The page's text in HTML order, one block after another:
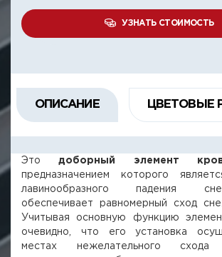
УЗНАТЬ СТОИМОСТЬ
ОПИСАНИЕ ЦВЕТОВЫЕ
Этодоборный элемент
предназначением которого
лавинообразного падения
обеспечивает равномерный сход
Учитывая основную функцию
очевидно, что его установка
местах нежелательного